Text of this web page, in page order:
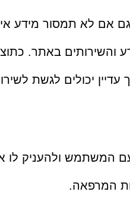
אם לא תמסור מידע
והשירותים באתר.
יכולים לגשת
המשתמש ולהעניק
המרפאה.